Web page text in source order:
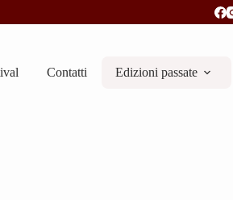
Contatti Edizioni passate